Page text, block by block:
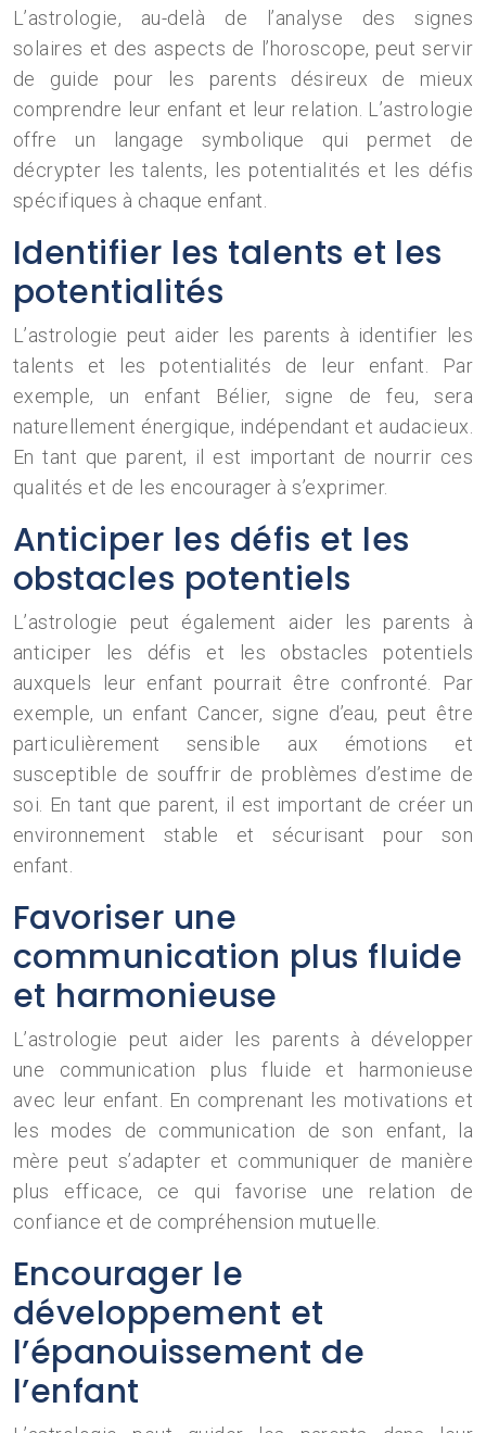
L’astrologie, au-delà de l’analyse des signes
solaires et des aspects de l’horoscope, peut servir
de guide pour les parents désireux de mieux
comprendre leur enfant et leur relation. L’astrologie
offre un langage symbolique qui permet de
décrypter les talents, les potentialités et les défis
spécifiques à chaque enfant.
Identifier les talents et les
potentialités
L’astrologie peut aider les parents à identifier les
talents et les potentialités de leur enfant. Par
exemple, un enfant Bélier, signe de feu, sera
naturellement énergique, indépendant et audacieux.
En tant que parent, il est important de nourrir ces
qualités et de les encourager à s’exprimer.
Anticiper les défis et les
obstacles potentiels
L’astrologie peut également aider les parents à
anticiper les défis et les obstacles potentiels
auxquels leur enfant pourrait être confronté. Par
exemple, un enfant Cancer, signe d’eau, peut être
particulièrement sensible aux émotions et
susceptible de souffrir de problèmes d’estime de
soi. En tant que parent, il est important de créer un
environnement stable et sécurisant pour son
enfant.
Favoriser une
communication plus fluide
et harmonieuse
L’astrologie peut aider les parents à développer
une communication plus fluide et harmonieuse
avec leur enfant. En comprenant les motivations et
les modes de communication de son enfant, la
mère peut s’adapter et communiquer de manière
plus efficace, ce qui favorise une relation de
confiance et de compréhension mutuelle.
Encourager le
développement et
l’épanouissement de
l’enfant